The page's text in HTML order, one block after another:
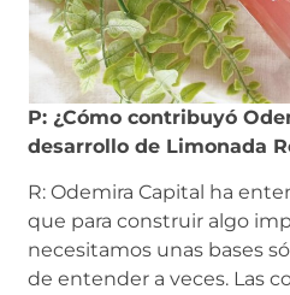
P: ¿Cómo contribuyó
desarrollo de Limonada
R: Odemira Capital ha
que para construir algo
necesitamos unas bases
de entender a veces. Las